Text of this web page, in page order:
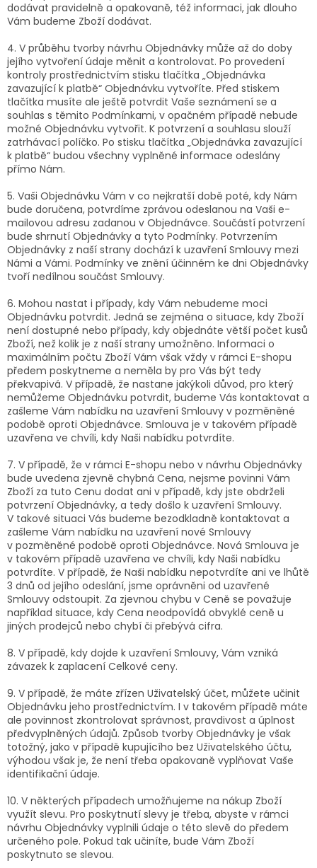
dodávat pravidelně a opakovaně, též informaci, jak dlouho
Vám budeme Zboží dodávat.
4. V průběhu tvorby návrhu Objednávky může až do doby
jejího vytvoření údaje měnit a kontrolovat. Po provedení
kontroly prostřednictvím stisku tlačítka „Objednávka
zavazující k platbě“ Objednávku vytvoříte. Před stiskem
tlačítka musíte ale ještě potvrdit Vaše seznámení se a
souhlas s těmito Podmínkami, v opačném případě nebude
možné Objednávku vytvořit. K potvrzení a souhlasu slouží
zatrhávací políčko. Po stisku tlačítka „Objednávka zavazující
k platbě“ budou všechny vyplněné informace odeslány
přímo Nám.
5. Vaši Objednávku Vám v co nejkratší době poté, kdy Nám
bude doručena, potvrdíme zprávou odeslanou na Vaši e-
mailovou adresu zadanou v Objednávce. Součástí potvrzení
bude shrnutí Objednávky a tyto Podmínky. Potvrzením
Objednávky z naší strany dochází k uzavření Smlouvy mezi
Námi a Vámi. Podmínky ve znění účinném ke dni Objednávky
tvoří nedílnou součást Smlouvy.
6. Mohou nastat i případy, kdy Vám nebudeme moci
Objednávku potvrdit. Jedná se zejména o situace, kdy Zboží
není dostupné nebo případy, kdy objednáte větší počet kusů
Zboží, než kolik je z naší strany umožněno. Informaci o
maximálním počtu Zboží Vám však vždy v rámci E-shopu
předem poskytneme a neměla by pro Vás být tedy
překvapivá. V případě, že nastane jakýkoli důvod, pro který
nemůžeme Objednávku potvrdit, budeme Vás kontaktovat a
zašleme Vám nabídku na uzavření Smlouvy v pozměněné
podobě oproti Objednávce. Smlouva je v takovém případě
uzavřena ve chvíli, kdy Naši nabídku potvrdíte.
7. V případě, že v rámci E-shopu nebo v návrhu Objednávky
bude uvedena zjevně chybná Cena, nejsme povinni Vám
Zboží za tuto Cenu dodat ani v případě, kdy jste obdrželi
potvrzení Objednávky, a tedy došlo k uzavření Smlouvy.
V takové situaci Vás budeme bezodkladně kontaktovat a
zašleme Vám nabídku na uzavření nové Smlouvy
v pozměněné podobě oproti Objednávce. Nová Smlouva je
v takovém případě uzavřena ve chvíli, kdy Naši nabídku
potvrdíte. V případě, že Naši nabídku nepotvrdíte ani ve lhůtě
3 dnů od jejího odeslání, jsme oprávněni od uzavřené
Smlouvy odstoupit. Za zjevnou chybu v Ceně se považuje
například situace, kdy Cena neodpovídá obvyklé ceně u
jiných prodejců nebo chybí či přebývá cifra.
8. V případě, kdy dojde k uzavření Smlouvy, Vám vzniká
závazek k zaplacení Celkové ceny.
9. V případě, že máte zřízen Uživatelský účet, můžete učinit
Objednávku jeho prostřednictvím. I v takovém případě máte
ale povinnost zkontrolovat správnost, pravdivost a úplnost
předvyplněných údajů. Způsob tvorby Objednávky je však
totožný, jako v případě kupujícího bez Uživatelského účtu,
výhodou však je, že není třeba opakovaně vyplňovat Vaše
identifikační údaje.
10. V některých případech umožňujeme na nákup Zboží
využít slevu. Pro poskytnutí slevy je třeba, abyste v rámci
návrhu Objednávky vyplnili údaje o této slevě do předem
určeného pole. Pokud tak učiníte, bude Vám Zboží
poskytnuto se slevou.